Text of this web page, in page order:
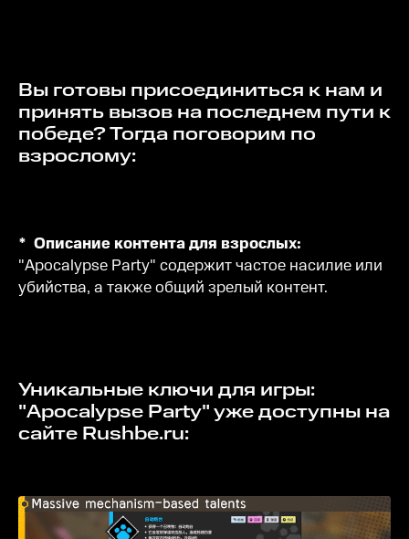
Вы готовы присоединиться к нам и
принять вызов на последнем пути к
победе? Тогда поговорим по
взрослому:
* Описание контента для взрослых:
"Apocalypse Party" содержит частое насилие или
убийства, а также общий зрелый контент.
Уникальные ключи для игры:
"Apocalypse Party" уже доступны на
сайте Rushbe.ru: